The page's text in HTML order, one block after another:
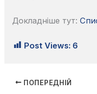
Докладніше тут:
Post Views: 6
ПОПЕРЕДНІЙ